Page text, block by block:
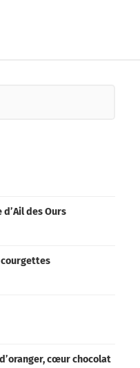
des Ours
courgettes
cœur chocolat